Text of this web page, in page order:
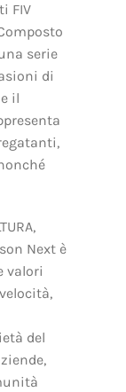
FIV
serie
di
il
Next è
valori
del